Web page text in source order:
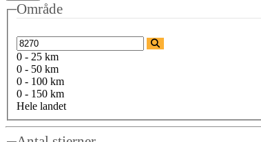
Område
0 - 25 km
0 - 50 km
0 - 100 km
0 - 150 km
Hele landet